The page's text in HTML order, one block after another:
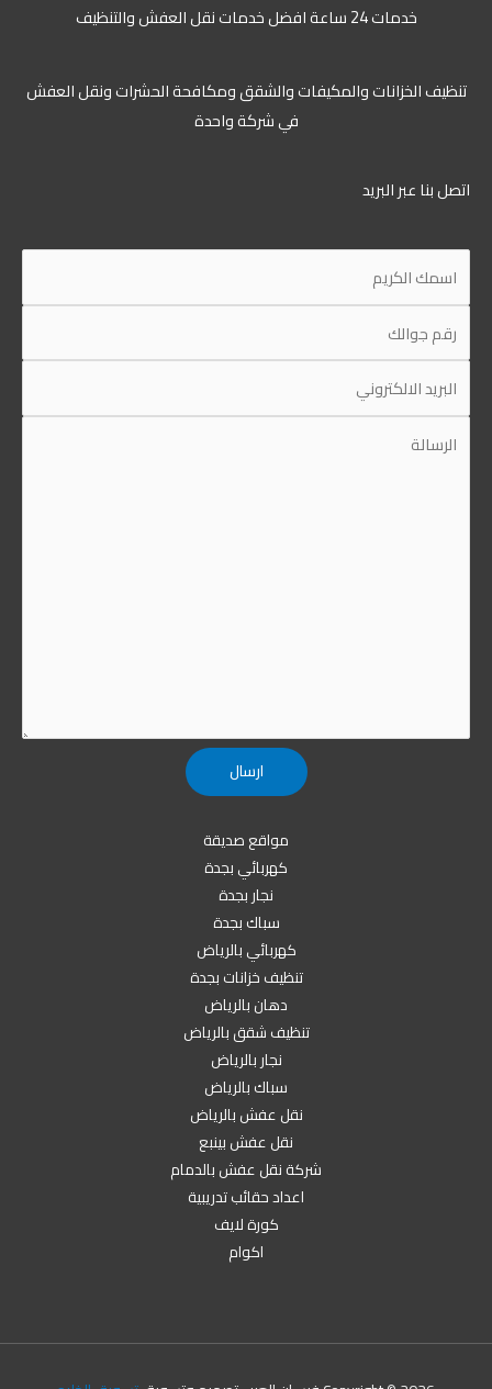
خدمات 24 ساعة افضل خدمات نقل العفش والتنظيف
تنظيف الخزانات والمكيفات والشقق ومكافحة الحشرات ونقل العفش
في شركة واحدة
اتصل بنا عبر البريد
مواقع صديقة
كهربائي بجدة
نجار بجدة
سباك بجدة
كهربائي بالرياض
تنظيف خزانات بجدة
دهان بالرياض
تنظيف شقق بالرياض
نجار بالرياض
سباك بالرياض
نقل عفش بالرياض
نقل عفش بينبع
شركة نقل عفش بالدمام
اعداد حقائب تدريبية
كورة لايف
اكوام